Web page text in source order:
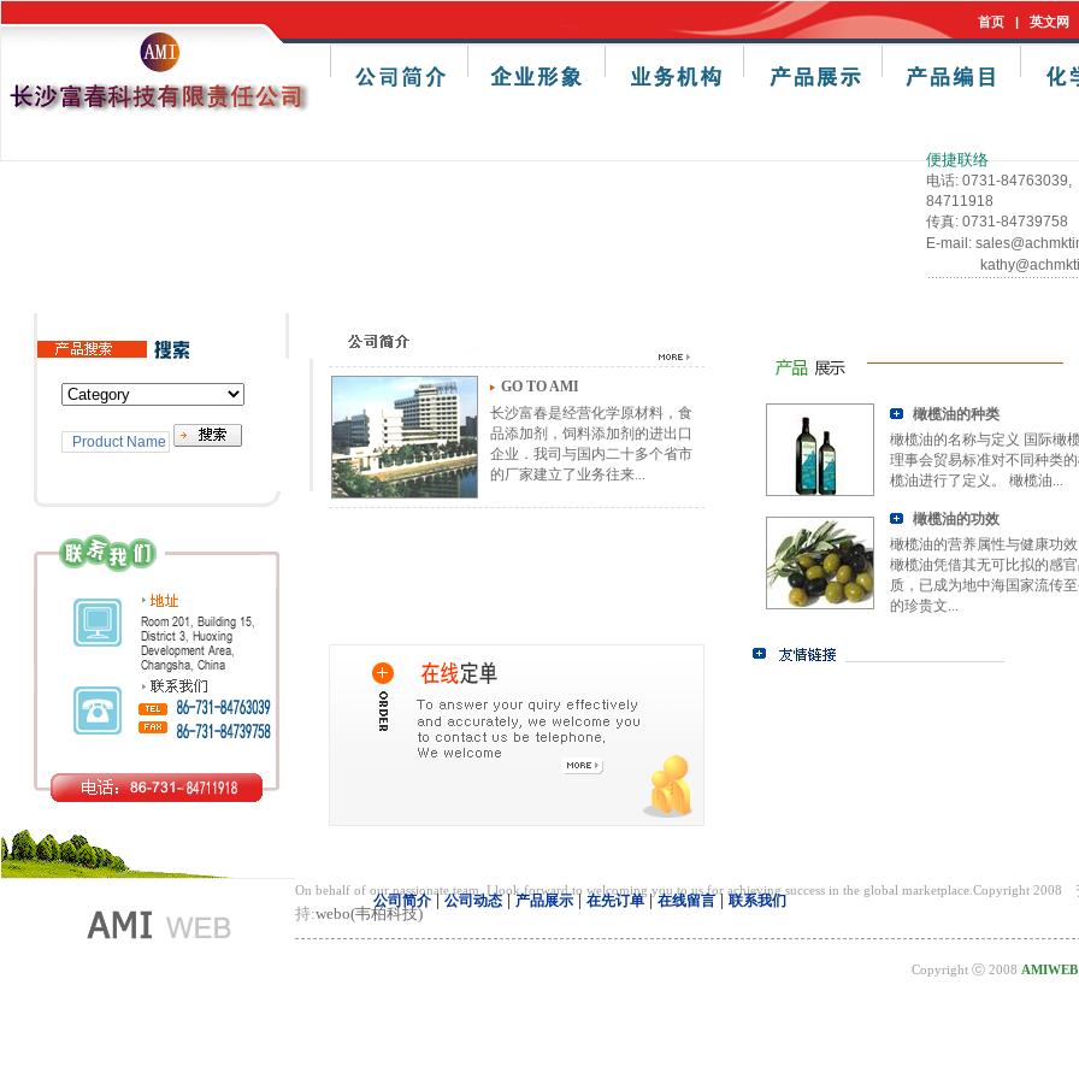
首页| 英文网
便捷联络
电话: 0731-84763039,
84711918
传真: 0731-84739758
E-mail:
GO TO AMI
长沙富春是经营化学原材料，食
品添加剂，饲料添加剂的进出口
企业．我司与国内二十多个省市
的厂家建立了业务往来...
橄榄油的种类
橄榄油的名称与定义 国际橄
理事会贸易标准对不同种类
榄油进行了定义。 橄榄油...
橄榄油的功效
橄榄油的营养属性与健康功效
橄榄油凭借其无可比拟的感
质，已成为地中海国家流传
的珍贵文...
公司简介|公司动态|产品展示| 在先订单|在线留言|联系我们
On behalf of our passionate team, I look forward to welcoming you to us for achieving success in the global marketplace.Copyright 2008
持:webo(韦柏科技)
Copyright ⓒ 2008 AMIWEB